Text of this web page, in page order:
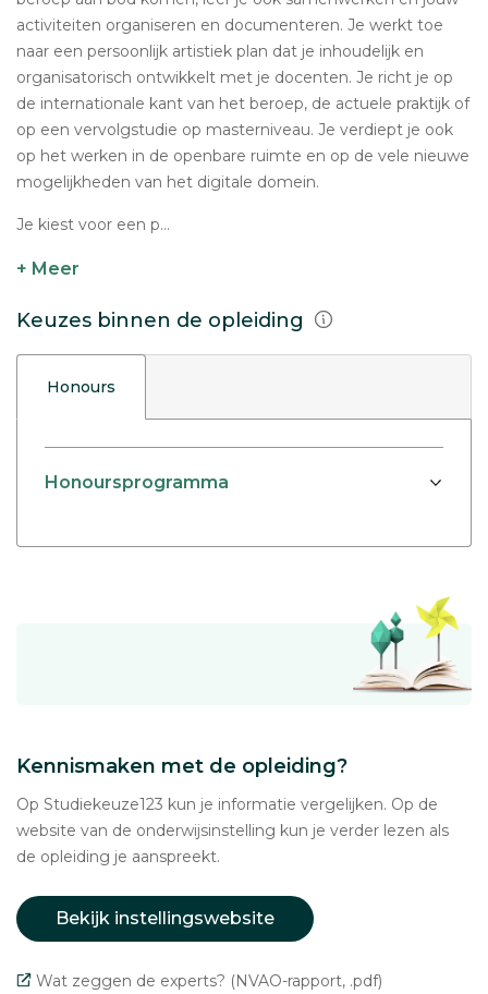
activiteiten organiseren en documenteren. Je werkt toe
naar een persoonlijk artistiek plan dat je inhoudelijk en
organisatorisch ontwikkelt met je docenten. Je richt je op
de internationale kant van het beroep, de actuele praktijk of
op een vervolgstudie op masterniveau. Je verdiept je ook
op het werken in de openbare ruimte en op de vele nieuwe
mogelijkheden van het digitale domein.
Je kiest voor een p...
+ Meer
Keuzes binnen de opleiding
Honours
Honoursprogramma
Kennismaken met de opleiding?
Op Studiekeuze123 kun je informatie vergelijken. Op de
website van de onderwijsinstelling kun je verder lezen als
de opleiding je aanspreekt.
Bekijk instellingswebsite
Wat zeggen de experts? (NVAO-rapport, .pdf)